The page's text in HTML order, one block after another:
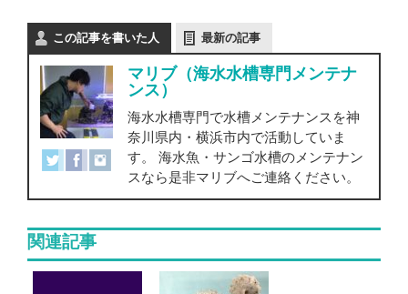
この記事を書いた人 最新の記事
マリブ（海水水槽専門メンテナ
ンス）
海水水槽専門で水槽メンテナンスを神
奈川県内・横浜市内で活動していま
す。 海水魚・サンゴ水槽のメンテナン
スなら是非マリブへご連絡ください。
関連記事